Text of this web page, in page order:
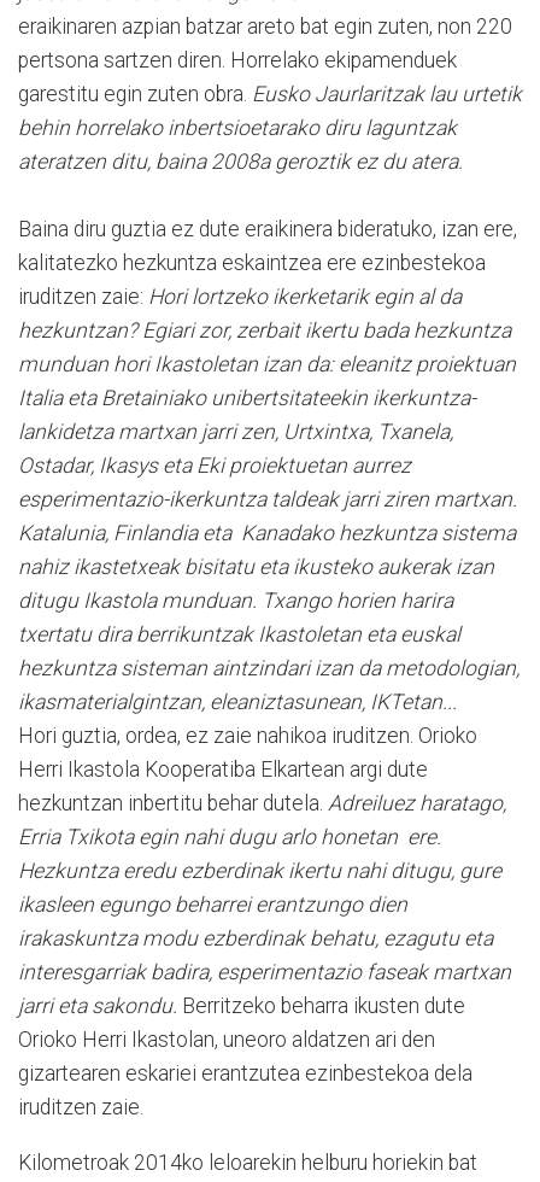
eraikinaren azpian batzar areto bat egin zuten, non 220
pertsona sartzen diren. Horrelako ekipamenduek
garestitu egin zuten obra. Eusko Jaurlaritzak lau urtetik
behin horrelako inbertsioetarako diru laguntzak
ateratzen ditu, baina 2008a geroztik ez du atera.
Baina diru guztia ez dute eraikinera bideratuko, izan ere,
kalitatezko hezkuntza eskaintzea ere ezinbestekoa
iruditzen zaie: Hori lortzeko ikerketarik egin al da
hezkuntzan? Egiari zor, zerbait ikertu bada hezkuntza
munduan hori Ikastoletan izan da: eleanitz proiektuan
Italia eta Bretainiako unibertsitateekin ikerkuntza-
lankidetza martxan jarri zen, Urtxintxa, Txanela,
Ostadar, Ikasys eta Eki proiektuetan aurrez
esperimentazio-ikerkuntza taldeak jarri ziren martxan.
Katalunia, Finlandia eta Kanadako hezkuntza sistema
nahiz ikastetxeak bisitatu eta ikusteko aukerak izan
ditugu Ikastola munduan. Txango horien harira
txertatu dira berrikuntzak Ikastoletan eta euskal
hezkuntza sisteman aintzindari izan da metodologian,
ikasmaterialgintzan, eleaniztasunean, IKTetan...
Hori guztia, ordea, ez zaie nahikoa iruditzen. Orioko
Herri Ikastola Kooperatiba Elkartean argi dute
hezkuntzan inbertitu behar dutela. Adreiluez haratago,
Erria Txikota egin nahi dugu arlo honetan ere.
Hezkuntza eredu ezberdinak ikertu nahi ditugu, gure
ikasleen egungo beharrei erantzungo dien
irakaskuntza modu ezberdinak behatu, ezagutu eta
interesgarriak badira, esperimentazio faseak martxan
jarri eta sakondu. Berritzeko beharra ikusten dute
Orioko Herri Ikastolan, uneoro aldatzen ari den
gizartearen eskariei erantzutea ezinbestekoa dela
iruditzen zaie.
Kilometroak 2014ko leloarekin helburu horiekin bat